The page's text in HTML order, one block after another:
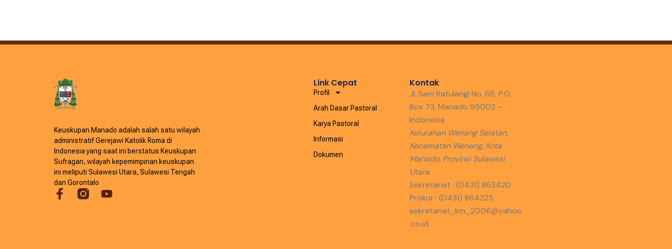
Keuskupan Manado adalah salah satu wilayah
administratif Gerejawi Katolik Roma di
Indonesia yang saat ini berstatus Keuskupan
Sufragan, wilayah kepemimpinan keuskupan
ini meliputi Sulawesi Utara, Sulawesi Tengah
dan Gorontalo
Link Cepat
Profil
Arah Dasar Pastoral
Karya Pastoral
Informasi
Dokumen
Kontak
Jl. Sam Ratulangi No. 66, P.O.
Box 73, Manado 95002 –
Indonesia
Kelurahan Wenang Selatan,
Kecamatan Wenang, Kota
Manado, Provinsi Sulawesi
Utara
Sekretariat : (0431) 863420
Prokur : (0431) 864225
sekretariat_km_2006@yahoo
.co.id